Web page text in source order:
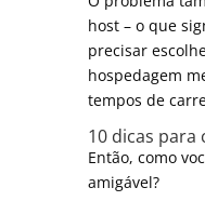
host – o que
precisar
hospedagem
tempos de
10 dicas para
Então, como
amigável?